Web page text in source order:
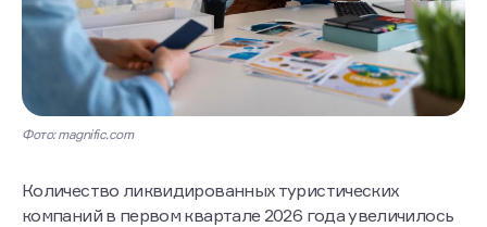
Фото: magnific.com
Количество ликвидированных туристических
компаний в первом квартале 2026 года увеличилось